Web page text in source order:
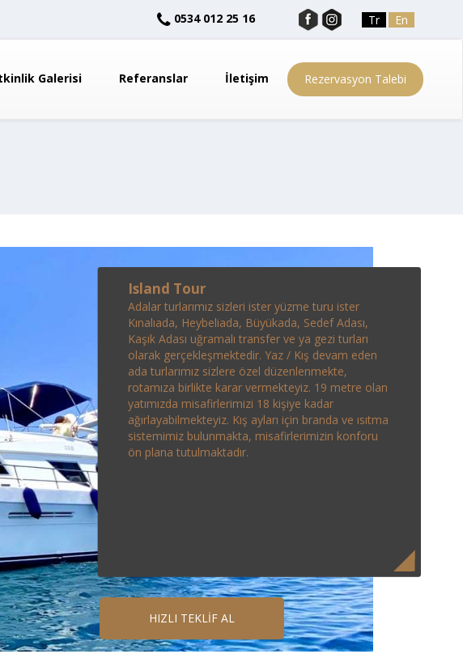
0534 012 25 16 Tr En
Galerisi Referanslar İletişim Rezervasyon Talebi
Island Tour
Adalar turlarımız sizleri ister yüzme turu ister
Kınalıada, Heybeliada, Büyükada, Sedef Adası,
Kaşık Adası uğramalı transfer ve ya gezi turları
olarak gerçekleşmektedir. Yaz / Kış devam eden
ada turlarımız sizlere özel düzenlenmekte,
rotamıza birlikte karar vermekteyiz. 19 metre olan
yatımızda misafirlerimizi 18 kişiye kadar
ağırlayabilmekteyiz. Kış ayları için branda ve ısıtma
sistemimiz bulunmakta, misafirlerimizin konforu
ön plana tutulmaktadır.
HIZLI TEKLİF AL